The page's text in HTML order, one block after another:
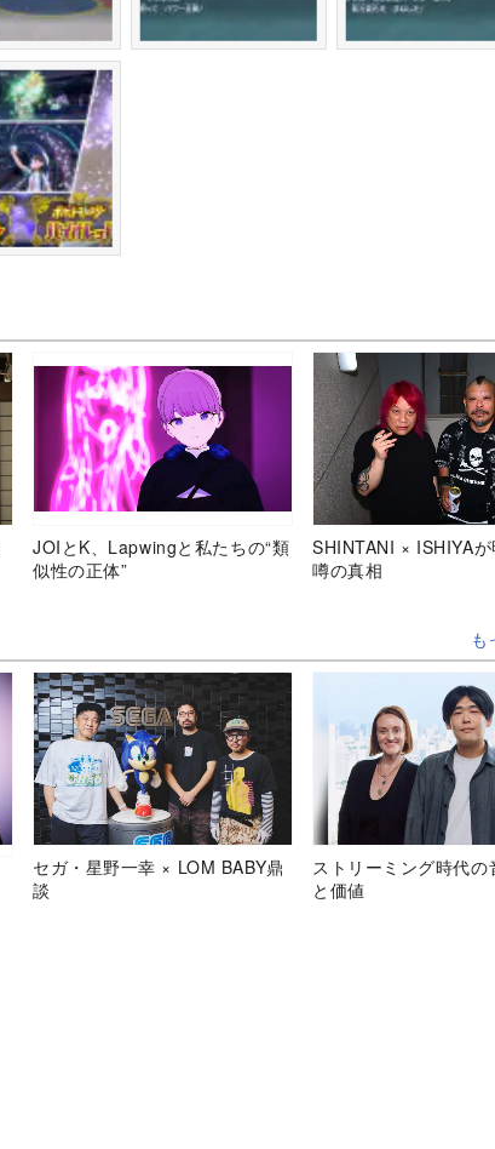
JOIとK、Lapwingと私たちの“類
似性の正体”
SHINTANI × ISHIYA
噂の真相
も
セガ・星野一幸 × LOM BABY鼎
談
ストリーミング時代の
と価値